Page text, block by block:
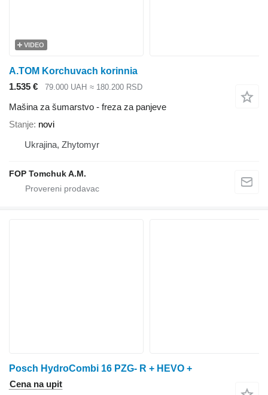
VIDEO
A.TOM Korchuvach korinnia
1.535 €
79.000 UAH ≈ 180.200 RSD
Mašina za šumarstvo - freza za panjeve
Stanje novi
Ukrajina, Zhytomyr
FOP Tomchuk A.M.
Posch HydroCombi 16 PZG- R + HEVO +
Cena na upit